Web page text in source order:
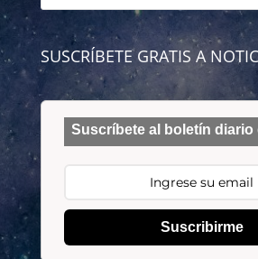
SUSCRÍBETE GRATIS A
Suscríbete al boletín diario
Suscribirme